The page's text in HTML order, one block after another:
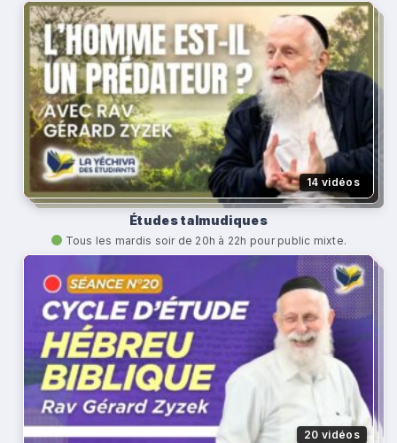
14 vidéos
Études talmudiques
Tous les mardis soir de 20h à 22h pour public mixte.
20 vidéos